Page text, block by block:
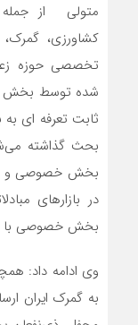
متولی از جمله
کشاورزی،
تخصصی حوزه
شده توسط بخش
ثابت تعرفه ای
بحث گذاشته
بخش خصوصی و
در بازارهای
بخش خصوصی با
وی ادامه داد:
به گمرک ایران